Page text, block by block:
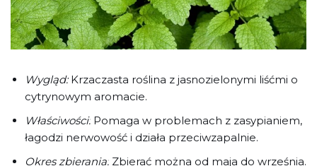
Wygląd:Krzaczasta roślina z jasnozielonymi liśćmi o
cytrynowym aromacie.
Właściwości: Pomaga w problemach z zasypianiem,
łagodzi nerwowość i działa przeciwzapalnie.
Okres zbierania: Zbierać można od maja do września.